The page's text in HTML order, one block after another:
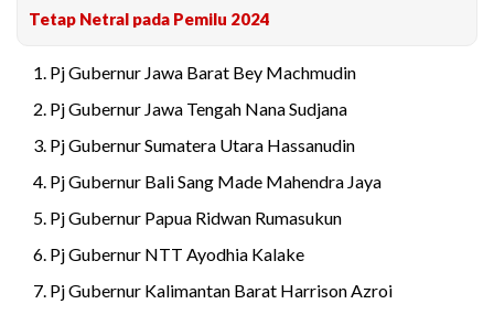
Tetap Netral pada Pemilu 2024
Pj Gubernur Jawa Barat Bey Machmudin
Pj Gubernur Jawa Tengah Nana Sudjana
Pj Gubernur Sumatera Utara Hassanudin
Pj Gubernur Bali Sang Made Mahendra Jaya
Pj Gubernur Papua Ridwan Rumasukun
Pj Gubernur NTT Ayodhia Kalake
Pj Gubernur Kalimantan Barat Harrison Azroi